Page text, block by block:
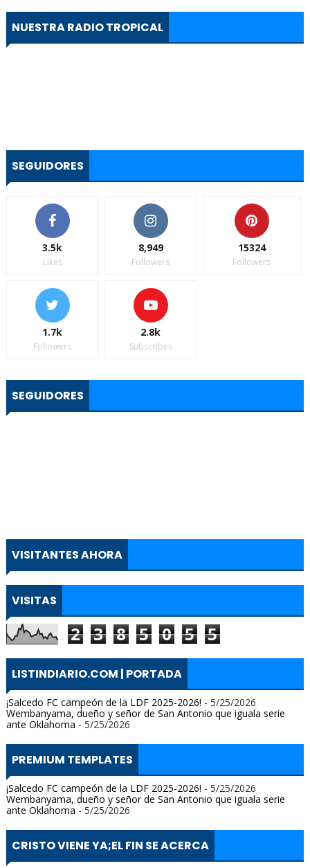
NUESTRA RADIO TROPICAL
SEGUIDORES
3.5k
Likes
8,949
Followers
15324
Followers
1.7k
Followers
2.8k
Subscribes
SEGUIDORES
VISITANTES AHORA
VISITAS
2 3 8 5 0 5 5
LISTINDIARIO.COM | PORTADA
¡Salcedo FC campeón de la LDF 2025-2026! - 5/25/2026
Wembanyama, dueño y señor de San Antonio que iguala serie
ante Oklahoma - 5/25/2026
PREMIUM TEMPLATES
¡Salcedo FC campeón de la LDF 2025-2026! - 5/25/2026
Wembanyama, dueño y señor de San Antonio que iguala serie
ante Oklahoma - 5/25/2026
CRISTO VIENE YA;EL FIN SE ACERCA